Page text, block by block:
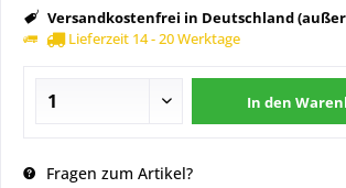
Versandkostenfrei in Deutschland
Lieferzeit 14 - 20 Werktage
In den
Fragen zum Artikel?